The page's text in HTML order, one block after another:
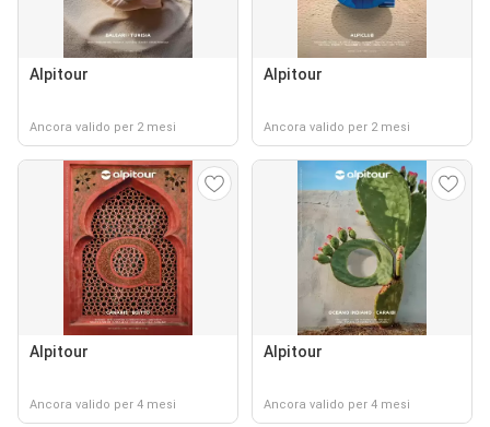
Alpitour
Ancora valido per 2 mesi
Alpitour
Ancora valido per 2 mesi
Alpitour
Ancora valido per 4 mesi
Alpitour
Ancora valido per 4 mesi